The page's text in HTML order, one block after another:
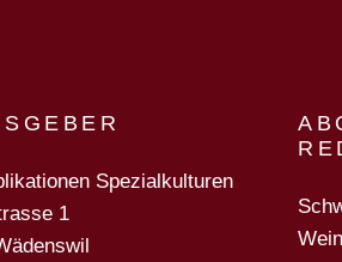
Spezialkulturen
1